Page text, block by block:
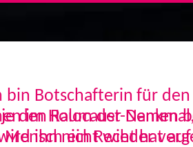
bin Botschafterin für
im Holocaust-
Mensch ein Recht hat